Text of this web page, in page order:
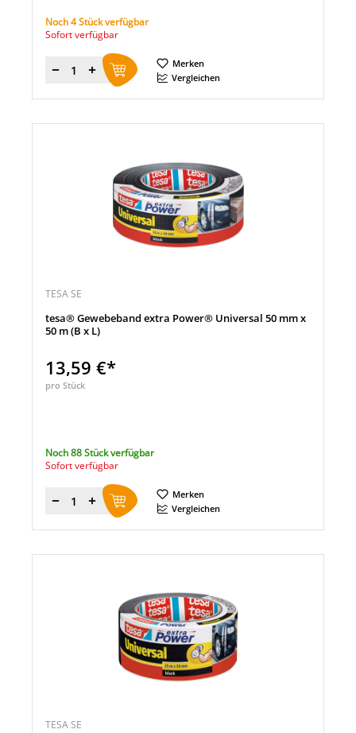
Noch 4 Stück verfügbar
Sofort verfügbar
Menge
Merken
Vergleichen
TESA SE
tesa® Gewebeband extra Power® Universal 50 mm x
50 m (B x L)
13,59 €*
pro Stück
Noch 88 Stück verfügbar
Sofort verfügbar
Menge
Merken
Vergleichen
TESA SE